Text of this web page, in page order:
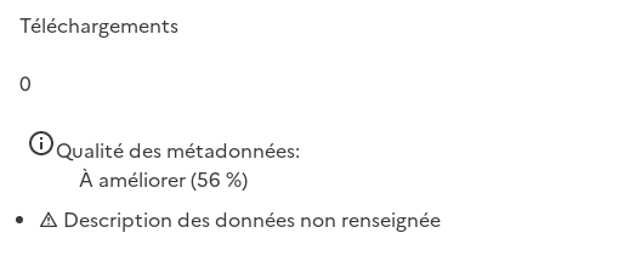
Téléchargements
0
Qualité des métadonnées:
À améliorer(56 %)
Description des données non renseignée